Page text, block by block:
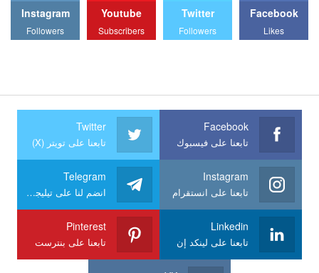
Facebook
Likes
Twitter
Followers
Youtube
Subscribers
Instagram
Followers
Facebook
تابعنا على فيسبوك
Twitter
تابعنا على تويتر (X)
Instagram
تابعنا على انستقرام
Telegram
انضم لنا على تيليجرام
Linkedin
تابعنا على لينكد إن
Pinterest
تابعنا على بنترست